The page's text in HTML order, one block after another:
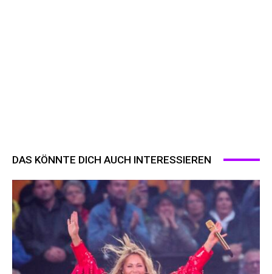
DAS KÖNNTE DICH AUCH INTERESSIEREN